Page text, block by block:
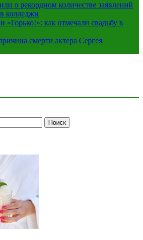
о рекордном количестве заявлений
колледжи
«Горько!»: как отмечали свадьбу в
смерти актера Сергея